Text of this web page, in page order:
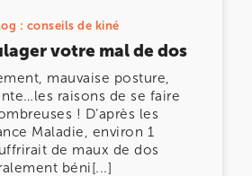
: conseils de kiné
votre mal de dos
mauvaise posture,
raisons de se faire
! D’après les
Maladie, environ 1
de maux de dos
béni[...]